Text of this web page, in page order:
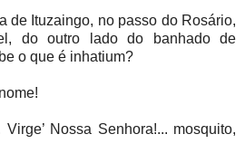
Ituzaingo, no passo do Rosário,
do outro lado do banhado de
o que é inhatium?
Nossa Senhora!... mosquito,